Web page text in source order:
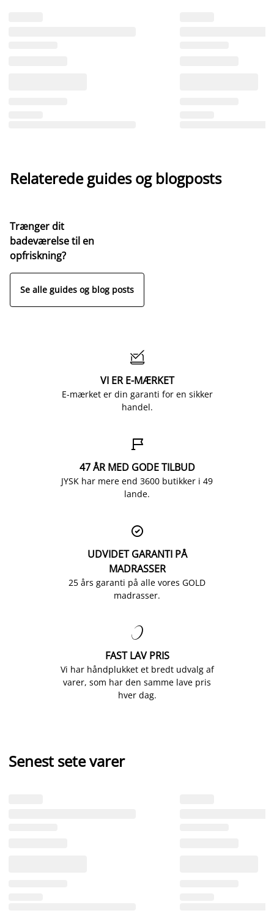
Relaterede guides og blogposts
Trænger dit
badeværelse til en
opfriskning?
Se alle guides og blog posts

VI ER E-MÆRKET
E-mærket er din garanti for en sikker
handel.

47 ÅR MED GODE TILBUD
JYSK har mere end 3600 butikker i 49
lande.

UDVIDET GARANTI PÅ
MADRASSER
25 års garanti på alle vores GOLD
madrasser.

FAST LAV PRIS
Vi har håndplukket et bredt udvalg af
varer, som har den samme lave pris
hver dag.
Senest sete varer